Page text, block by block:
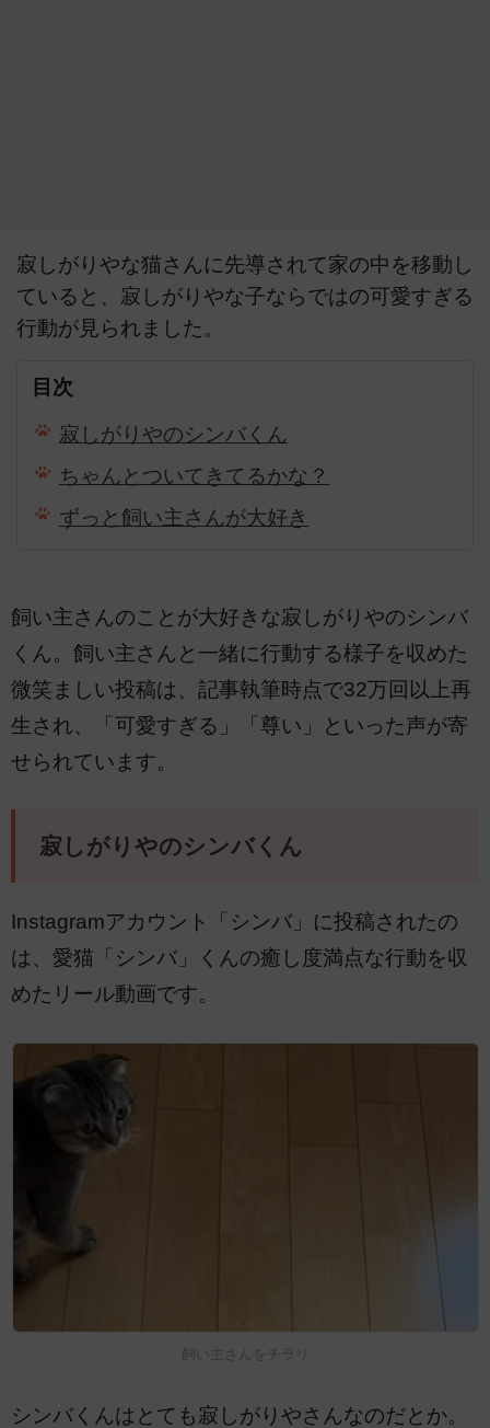
寂しがりやな猫さんに先導されて家の中を移動し
ていると、寂しがりやな子ならではの可愛すぎる
行動が見られました。
目次
寂しがりやのシンバくん
ちゃんとついてきてるかな？
ずっと飼い主さんが大好き
飼い主さんのことが大好きな寂しがりやのシンバ
くん。飼い主さんと一緒に行動する様子を収めた
微笑ましい投稿は、記事執筆時点で32万回以上再
生され、「可愛すぎる」「尊い」といった声が寄
せられています。
寂しがりやのシンバくん
Instagramアカウント「シンバ」に投稿されたの
は、愛猫「シンバ」くんの癒し度満点な行動を収
めたリール動画です。
飼い主さんをチラリ
シンバくんはとても寂しがりやさんなのだとか。